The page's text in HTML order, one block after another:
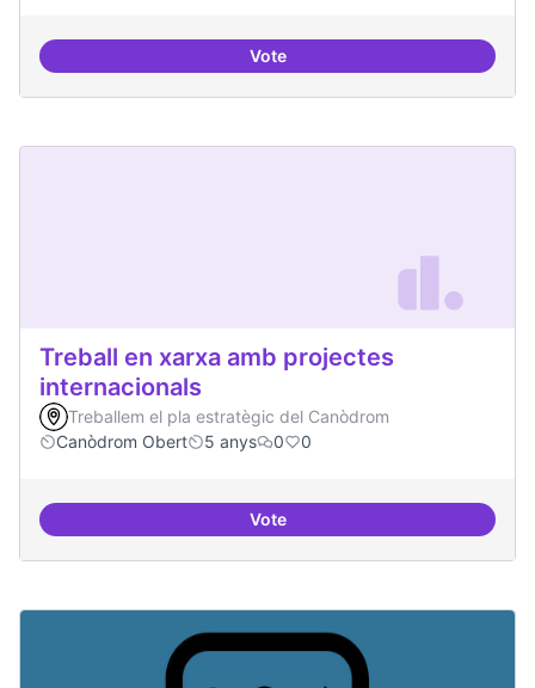
VoteCultura digital i tradicional
Treball en xarxa amb projectes
internacionals
Treballem el pla estratègic del Canòdrom
Canòdrom Obert
5 anys 0 0
VoteTreball en xarxa amb projectes